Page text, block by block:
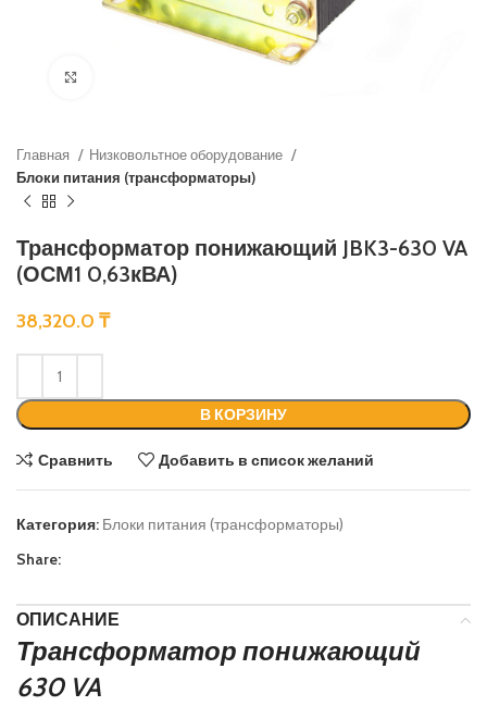
Главная
Низковольтное оборудование
Блоки питания (трансформаторы)
Трансформатор понижающий JBK3-630 VA
(ОСМ1 0,63кВА)
38,320.0 ₸
В КОРЗИНУ
Сравнить Добавить в список желаний
Категория: Блоки питания (трансформаторы)
Share:
ОПИСАНИЕ
Трансформатор понижающий
630 VA